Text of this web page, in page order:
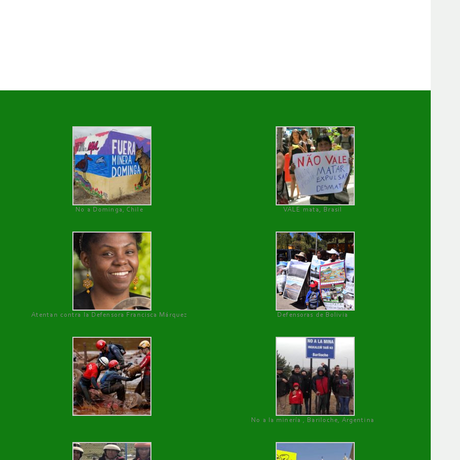
No a Dominga, Chile
VALE mata, Brasil
Atentan contra la Defensora Francisca Márquez Defensoras de Bolivia
No a la minería , Bariloche, Argentina